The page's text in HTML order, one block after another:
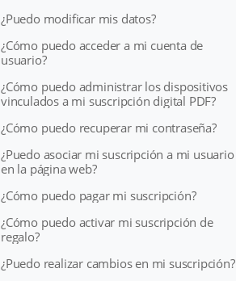
¿Puedo modificar mis datos?
¿Cómo puedo acceder a mi cuenta de
usuario?
¿Cómo puedo administrar los dispositivos
vinculados a mi suscripción digital PDF?
¿Cómo puedo recuperar mi contraseña?
¿Puedo asociar mi suscripción a mi usuario
en la página web?
¿Cómo puedo pagar mi suscripción?
¿Cómo puedo activar mi suscripción de
regalo?
¿Puedo realizar cambios en mi suscripción?